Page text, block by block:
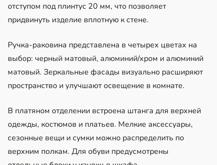
отступом под плинтус 20 мм, что позволяет
придвинуть изделие вплотную к стене.
Ручка-раковина представлена в четырех цветах на
выбор: черный матовый, алюминий/хром и алюминий
матовый. Зеркальные фасады визуально расширяют
пространство и улучшают освещение в комнате.
В платяном отделении встроена штанга для верхней
одежды, костюмов и платьев. Мелкие аксессуары,
сезонные вещи и сумки можно распределить по
верхним полкам. Для обуви предусмотрены